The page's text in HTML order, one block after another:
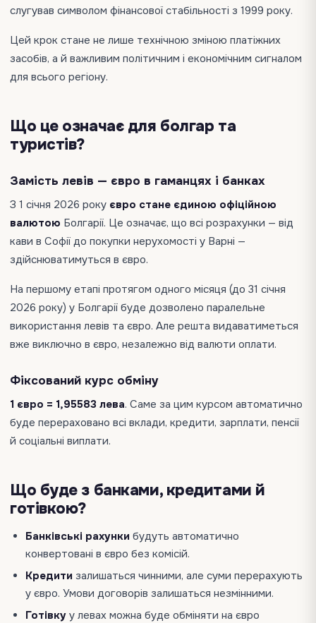
слугував символом фінансової стабільності з 1999 року.
Цей крок стане не лише технічною зміною платіжних
засобів, а й важливим політичним і економічним сигналом
для всього регіону.
Що це означає для болгар та
туристів?
Замість левів — євро в гаманцях і банках
З 1 січня 2026 року євро стане єдиною офіційною
валютою Болгарії. Це означає, що всі розрахунки — від
кави в Софії до покупки нерухомості у Варні —
здійснюватимуться в євро.
На першому етапі протягом одного місяця (до 31 січня
2026 року) у Болгарії буде дозволено паралельне
використання левів та євро. Але решта видаватиметься
вже виключно в євро, незалежно від валюти оплати.
Фіксований курс обміну
1 євро = 1,95583 лева. Саме за цим курсом автоматично
буде перераховано всі вклади, кредити, зарплати, пенсії
й соціальні виплати.
Що буде з банками, кредитами й
готівкою?
Банківські рахунки будуть автоматично
конвертовані в євро без комісій.
Кредити залишаться чинними, але суми перерахують
у євро. Умови договорів залишаться незмінними.
Готівку у левах можна буде обміняти на євро